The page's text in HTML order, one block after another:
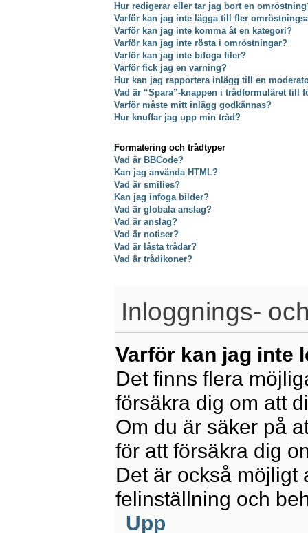
Hur redigerar eller tar jag bort en
Varför kan jag inte lägga till fler
Varför kan jag inte komma åt en kategori?
Varför kan jag inte rösta i omröstningar?
Varför kan jag inte bifoga filer?
Varför fick jag en varning?
Hur kan jag rapportera inlägg till en
Vad är “Spara”-knappen i trådformuläret till
Varför måste mitt inlägg godkännas?
Hur knuffar jag upp min tråd?
Formatering och trådtyper
Vad är BBCode?
Kan jag använda HTML?
Vad är smilies?
Kan jag infoga bilder?
Vad är globala anslag?
Vad är anslag?
Vad är notiser?
Vad är låsta trådar?
Vad är trådikoner?
Inloggnings-
Varför kan jag inte
Det finns flera
försäkra dig om att
Om du är säker på
för att försäkra dig
Det är också möjligt
felinställning och
Upp